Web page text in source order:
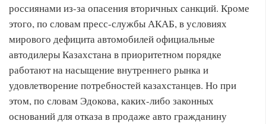
россиянами из-за опасения вторичных санкций. Кроме
этого, по словам пресс-службы АКАБ, в условиях
мирового дефицита автомобилей официальные
автодилеры Казахстана в приоритетном порядке
работают на насыщение внутреннего рынка и
удовлетворение потребностей казахстанцев. Но при
этом, по словам Эдокова, каких-либо законных
оснований для отказа в продаже авто гражданину